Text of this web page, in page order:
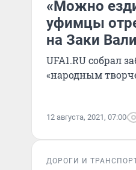
«Можно
уфимцы
на Заки
UFA1.RU собрал
«народным
12 августа, 2021, 07:00
ДОРОГИ И